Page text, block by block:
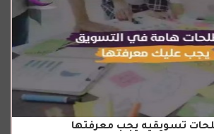
تسويقيه يجب معرفتها